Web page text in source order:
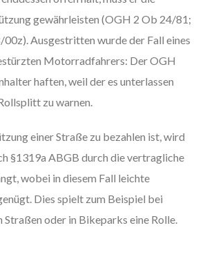
gewährleisten (OGH 2 Ob 24/81;
Ausgestritten wurde der Fall eines
Motorradfahrers: Der OGH
haften, weil der es unterlassen
zu warnen.
einer Straße zu bezahlen ist, wird
§1319a ABGB durch die vertragliche
wobei in diesem Fall leichte
Dies spielt zum Beispiel bei
oder in Bikeparks eine Rolle.